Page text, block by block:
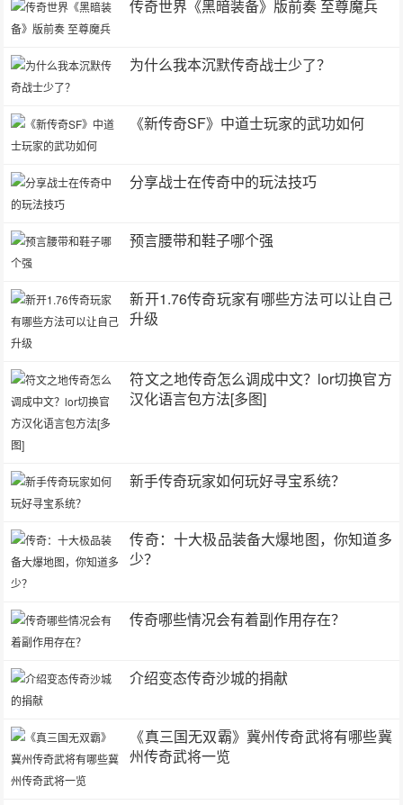
传奇世界《黑暗装备》版前奏 至尊魔兵
为什么我本沉默传奇战士少了？
《新传奇SF》中道士玩家的武功如何
分享战士在传奇中的玩法技巧
预言腰带和鞋子哪个强
新开1.76传奇玩家有哪些方法可以让自己
升级
符文之地传奇怎么调成中文？lor切换官方
汉化语言包方法[多图]
新手传奇玩家如何玩好寻宝系统？
传奇：十大极品装备大爆地图，你知道多
少？
传奇哪些情况会有着副作用存在？
介绍变态传奇沙城的捐献
《真三国无双霸》冀州传奇武将有哪些冀
州传奇武将一览